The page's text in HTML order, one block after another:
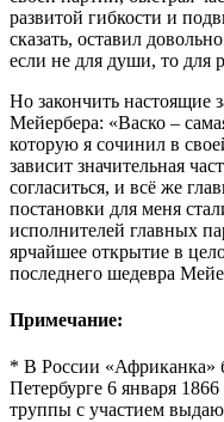
развитой гибкости и
сказать, оставил
если не для души, то для
Но закончить настоящие
Мейербера: «Васко –
которую я сочинил в
зависит значительная
согласиться, и всё же
постановки для меня
исполнителей главных
ярчайшее открытие в
последнего шедевра
Примечание:
* В России «Африканка»
Петербурге 6 января
труппы с участием